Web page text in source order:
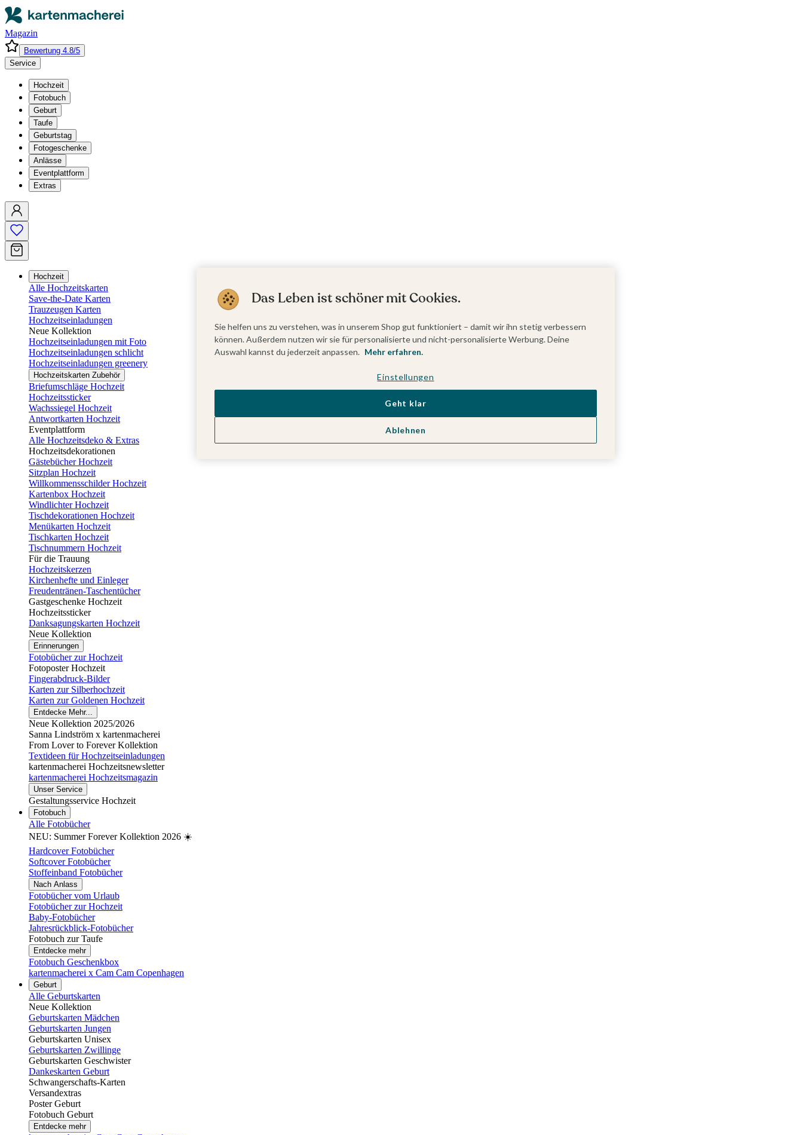
Magazin
Bewertung 4.8/5
Service
Hochzeit
Fotobuch
Geburt
Taufe
Geburtstag
Fotogeschenke
Anlässe
Eventplattform
Extras
Hochzeit
Alle Hochzeitskarten
Save-the-Date Karten
Trauzeugen Karten
Hochzeitseinladungen
Neue Kollektion
Hochzeitseinladungen mit Foto
Hochzeitseinladungen schlicht
Hochzeitseinladungen greenery
Hochzeitskarten Zubehör
Briefumschläge Hochzeit
Hochzeitssticker
Wachssiegel Hochzeit
Antwortkarten Hochzeit
Eventplattform
Alle Hochzeitsdeko & Extras
Hochzeitsdekorationen
Gästebücher Hochzeit
Sitzplan Hochzeit
Willkommensschilder Hochzeit
Kartenbox Hochzeit
Windlichter Hochzeit
Tischdekorationen Hochzeit
Menükarten Hochzeit
Tischkarten Hochzeit
Tischnummern Hochzeit
Für die Trauung
Hochzeitskerzen
Kirchenhefte und Einleger
Freudentränen-Taschentücher
Gastgeschenke Hochzeit
Hochzeitssticker
Danksagungskarten Hochzeit
Neue Kollektion
Erinnerungen
Fotobücher zur Hochzeit
Fotoposter Hochzeit
Fingerabdruck-Bilder
Karten zur Silberhochzeit
Karten zur Goldenen Hochzeit
Entdecke Mehr...
Neue Kollektion 2025/2026
Sanna Lindström x kartenmacherei
From Lover to Forever Kollektion
Textideen für Hochzeitseinladungen
kartenmacherei Hochzeitsnewsletter
kartenmacherei Hochzeitsmagazin
Unser Service
Gestaltungsservice Hochzeit
Fotobuch
Alle Fotobücher
NEU: Summer Forever Kollektion 2026 ☀️
Hardcover Fotobücher
Softcover Fotobücher
Stoffeinband Fotobücher
Nach Anlass
Fotobücher vom Urlaub
Fotobücher zur Hochzeit
Baby-Fotobücher
Jahresrückblick-Fotobücher
Fotobuch zur Taufe
Entdecke mehr
Fotobuch Geschenkbox
kartenmacherei x Cam Cam Copenhagen
Geburt
Alle Geburtskarten
Neue Kollektion
Geburtskarten Mädchen
Geburtskarten Jungen
Geburtskarten Unisex
Geburtskarten Zwillinge
Geburtskarten Geschwister
Dankeskarten Geburt
Schwangerschafts-Karten
Versandextras
Poster Geburt
Fotobuch Geburt
Entdecke mehr
Das Leben ist schöner mit Cookies.
Sie helfen uns zu verstehen, was in unserem Shop gut funktioniert – damit wir ihn stetig verbessern
können. Außerdem nutzen wir sie für personalisierte und nicht-personalisierte Werbung. Deine
Auswahl kannst du jederzeit anpassen. Mehr erfahren.
Einstellungen
Ablehnen
Geht klar